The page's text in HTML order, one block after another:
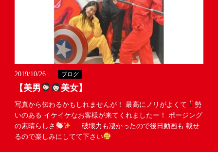
2019/10/26 ブログ
【美男 美女】
写真から伝わるかもしれませんが！ 最高にノリがよくて
勢
いのある イケイケなお客様が来てくれましたー！ ポージング
の素晴らしさ
破壊力も凄かったので後日動画も 載せ
るので楽しみにしてて下さい